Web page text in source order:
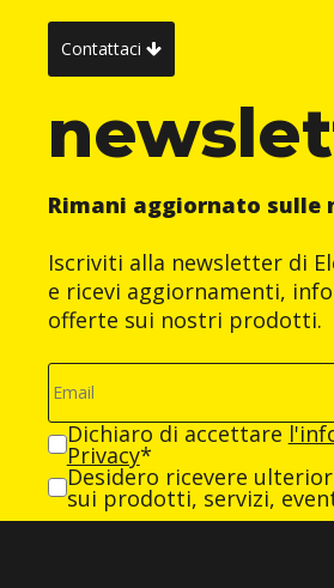
Contattaci
Rimani aggiornato sulle
Iscriviti alla newsletter di
e ricevi aggiornamenti,
offerte sui nostri prodotti.
Dichiaro di accettare
Privacy*
Desidero ricevere
sui prodotti, servizi,